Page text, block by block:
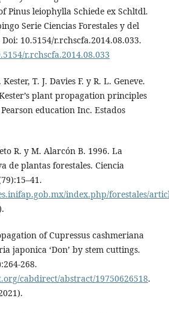
Pinus leiophylla Schiede ex Schltdl.
Serie Ciencias Forestales y del
10.5154/r.rchscfa.2014.08.033.
r.rchscfa.2014.08.033
T. J. Davies F. y R. L. Geneve.
plant propagation principles
education Inc. Estados
R. y M. Alarcón B. 1996. La
de plantas forestales. Ciencia
index.php/forestales/
of Cupressus cashmeriana
japonica ‘Don’ by stem cuttings.
268.
cabdirect/abstract/19750626518.